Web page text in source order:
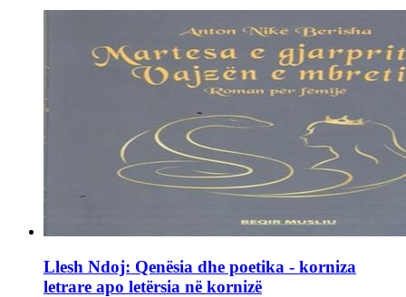
Llesh Ndoj: Qenësia dhe poetika - korniza
letrare apo letërsia në kornizë